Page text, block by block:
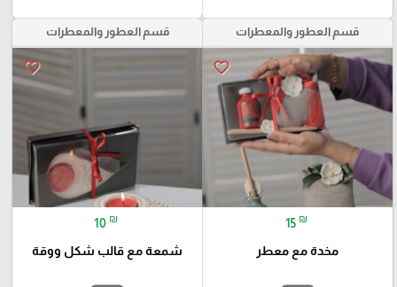
قسم العطور والمعطرات
favorite_border
15 ₪
مخدة مع معطر
قسم العطور والمعطرات
favorite_border
10 ₪
شمعة مع قالب شكل ووقة